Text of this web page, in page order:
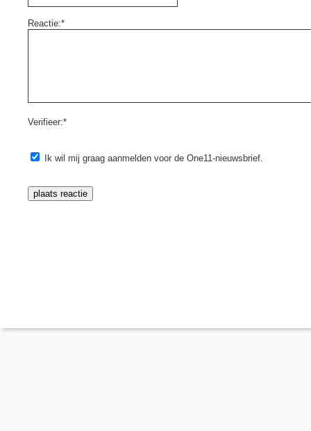
Reactie:*
Verifieer:*
Ik wil mij graag aanmelden voor de One11-nieuwsbrief.